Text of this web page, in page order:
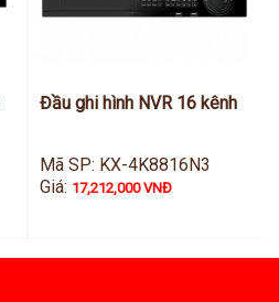
Đầu ghi hình NVR 16 kênh
Mã SP: KX-4K8816N3
Giá: 17,212,000 VNĐ